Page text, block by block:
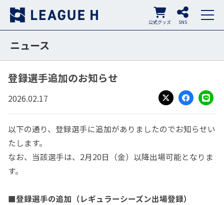
SNS
公式グッズ
ニュース
登録選手追加のお知らせ
2026.02.17
X
Facebook
LINE
以下の通り、登録選手に追加がありましたのでお知らせい
たします。
なお、当該選手は、2月20日（金）以降出場可能となりま
す。
■登録選手の追加（レギュラーシーズン出場登録）